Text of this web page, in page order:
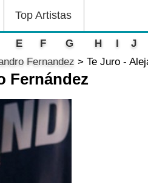
Top Artistas
E F G H I J
Fernandez Te Juro -
Fernández